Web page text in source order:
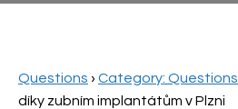
Questions › Category: Questions
díky zubním implantátům v Plzni